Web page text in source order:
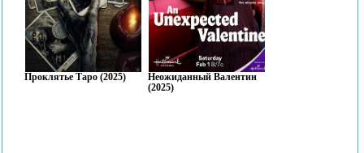
Проклятье Таро (2025)
Неожиданный Валентин
(2025)